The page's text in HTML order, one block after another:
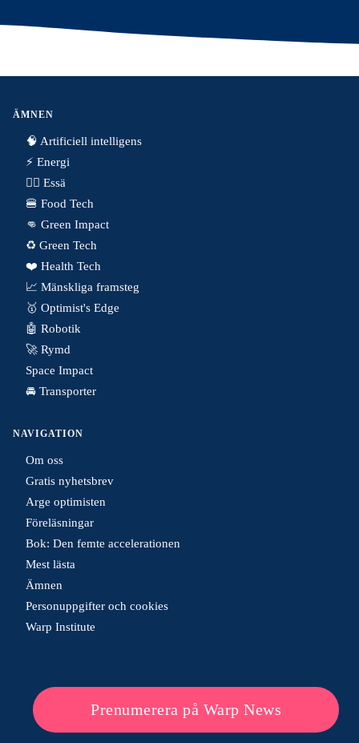
ÄMNEN
🧠 Artificiell intelligens
⚡️ Energi
✍🏼 Essä
🍔 Food Tech
👊 Green Impact
♻️ Green Tech
❤️ Health Tech
📈 Mänskliga framsteg
🥇 Optimist's Edge
🤖 Robotik
🚀 Rymd
Space Impact
🚘 Transporter
NAVIGATION
Om oss
Gratis nyhetsbrev
Arge optimisten
Föreläsningar
Bok: Den femte accelerationen
Mest lästa
Ämnen
Personuppgifter och cookies
Warp Institute
Prenumerera på Warp News